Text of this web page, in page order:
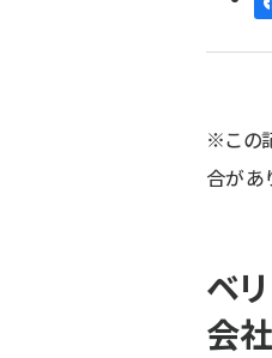
※この
合があ
ベ
会